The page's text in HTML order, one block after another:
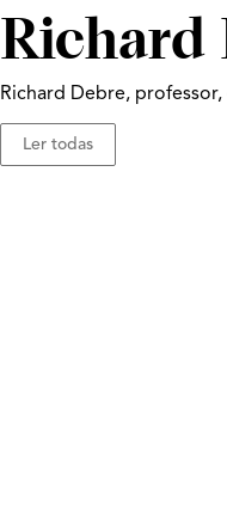
Richard
Richard Debre,
Ler todas